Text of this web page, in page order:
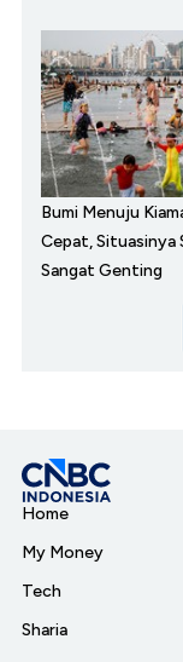
Bumi Menuju
Cepat, Situasinya
Sangat Genting
Home
My Money
Tech
Sharia